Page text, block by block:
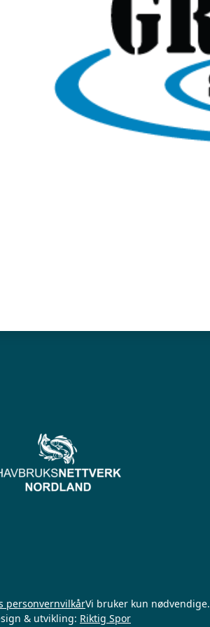
personvernvilkårVi bruker kun nødvendige.
& utvikling: Riktig Spor